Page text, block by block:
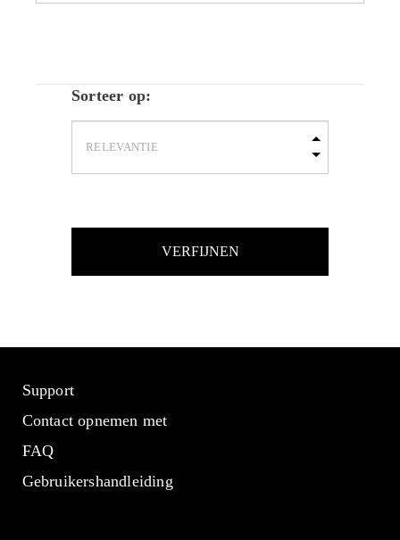
Sorteer op:
VERFIJNEN
Support
Contact opnemen met
FAQ
Gebruikershandleiding